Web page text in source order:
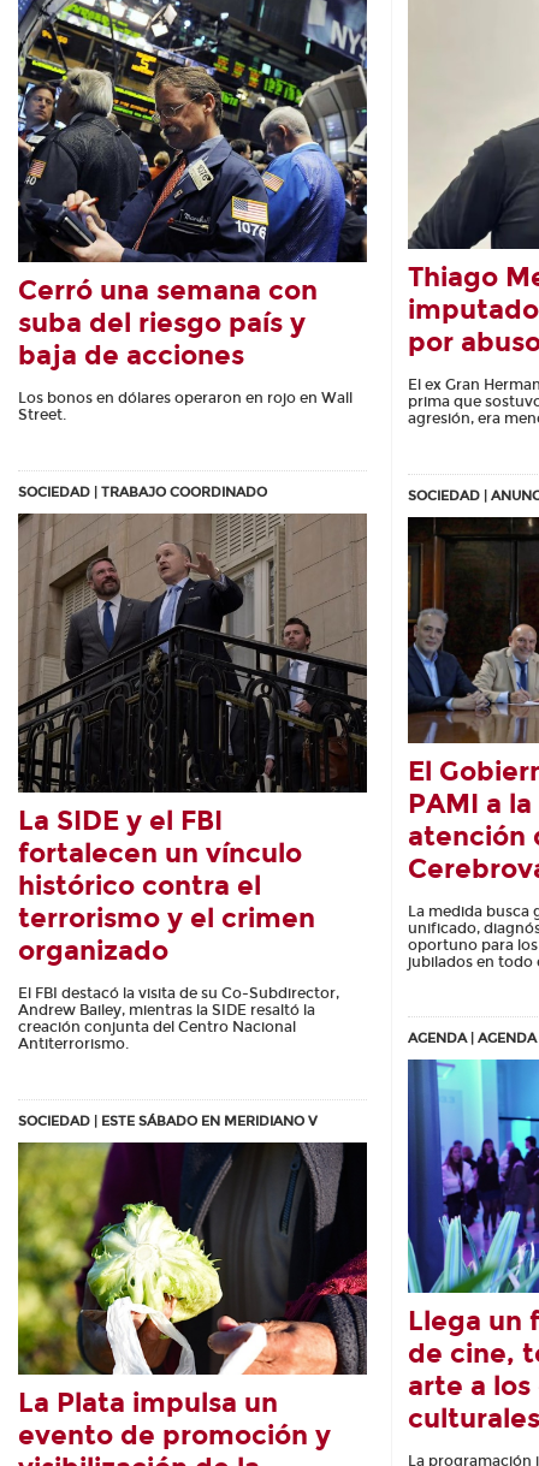
Cerró una semana con
suba del riesgo país y
baja de acciones
Los bonos en dólares operaron en rojo en Wall
Street.
SOCIEDAD | TRABAJO COORDINADO
La SIDE y el FBI
fortalecen un vínculo
histórico contra el
terrorismo y el crimen
organizado
El FBI destacó la visita de su Co-Subdirector,
Andrew Bailey, mientras la SIDE resaltó la
creación conjunta del Centro Nacional
Antiterrorismo.
SOCIEDAD | ESTE SÁBADO EN MERIDIANO V
La Plata impulsa un
evento de promoción y
Thiago
por
El ex Gran
prima que
agresión, era
SOCIEDAD |
El
PAMI a
atención
La medida busca
unificado,
oportuno para los
jubilados en todo
AGENDA | AGENDA
Llega un
de cine,
arte a los
La programación